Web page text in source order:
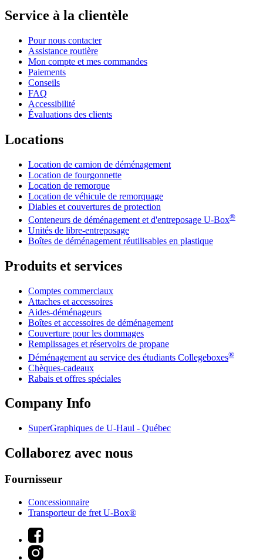
Service à la clientèle
Pour nous contacter
Assistance routière
Mon compte et mes commandes
Paiements
Conseils
FAQ
Accessibilité
Évaluations des clients
Locations
Location de camion de déménagement
Location de fourgonnette
Location de remorque
Location de véhicule de remorquage
Diables et couvertures de protection
Conteneurs de déménagement et d'entreposage U-Box®
Unités de libre-entreposage
Boîtes de déménagement réutilisables en plastique
Produits et services
Comptes commerciaux
Attaches et accessoires
Aides-déménageurs
Boîtes et accessoires de déménagement
Couverture pour les dommages
Remplissages et réservoirs de propane
Déménagement au service des étudiants Collegeboxes®
Chèques-cadeaux
Rabais et offres spéciales
Company Info
SuperGraphiques de U-Haul - Québec
Collaborez avec nous
Fournisseur
Concessionnaire
Transporteur de fret U-Box®